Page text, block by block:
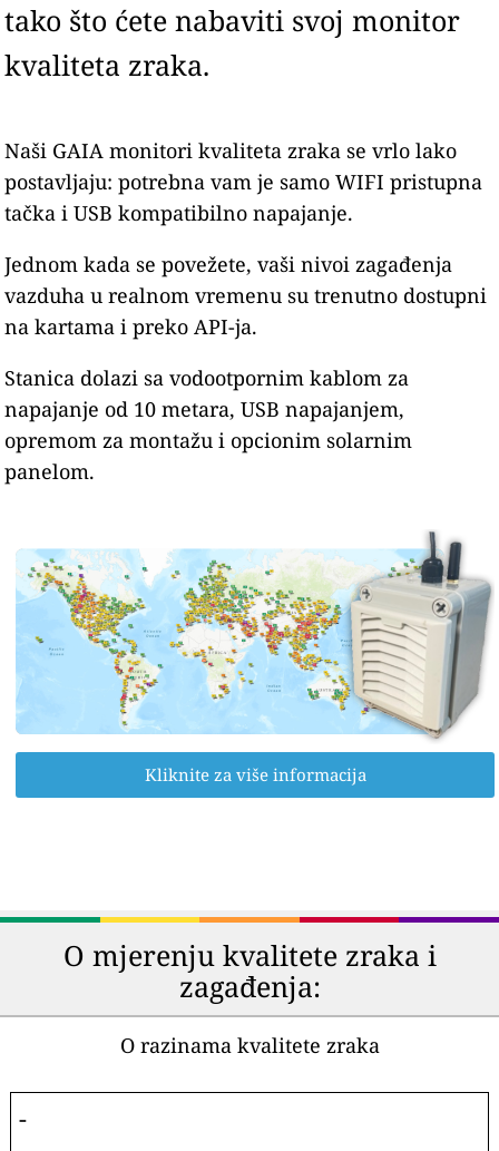
tako što ćete nabaviti svoj monitor
kvaliteta zraka.
Naši GAIA monitori kvaliteta zraka se vrlo lako
postavljaju: potrebna vam je samo WIFI pristupna
tačka i USB kompatibilno napajanje.
Jednom kada se povežete, vaši nivoi zagađenja
vazduha u realnom vremenu su trenutno dostupni
na kartama i preko API-ja.
Stanica dolazi sa vodootpornim kablom za
napajanje od 10 metara, USB napajanjem,
opremom za montažu i opcionim solarnim
panelom.
Kliknite za više informacija
O mjerenju kvalitete zraka i
zagađenja:
O razinama kvalitete zraka
-